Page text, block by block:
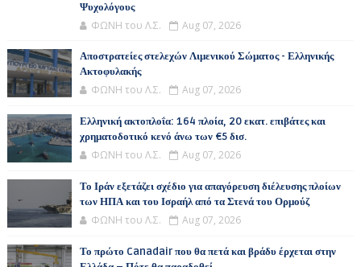
Ψυχολόγους
ΦΩΝΗ του Λ.Σ. Aug 07, 2026
Αποστρατείες στελεχών Λιμενικού Σώματος - Ελληνικής
Ακτοφυλακής
ΦΩΝΗ του Λ.Σ. Aug 07, 2026
Ελληνική ακτοπλοΐα: 164 πλοία, 20 εκατ. επιβάτες και
χρηματοδοτικό κενό άνω των €5 δισ.
ΦΩΝΗ του Λ.Σ. Aug 07, 2026
Το Ιράν εξετάζει σχέδιο για απαγόρευση διέλευσης πλοίων
των ΗΠΑ και του Ισραήλ από τα Στενά του Ορμούζ
ΦΩΝΗ του Λ.Σ. Aug 07, 2026
Το πρώτο Canadair που θα πετά και βράδυ έρχεται στην